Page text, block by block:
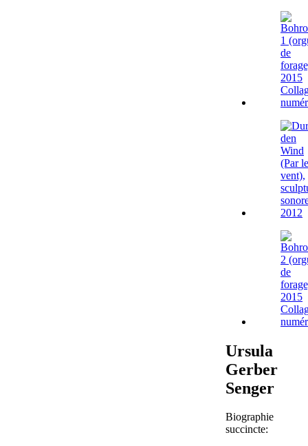
Ursula
Gerber
Senger
Biographie
succincte: